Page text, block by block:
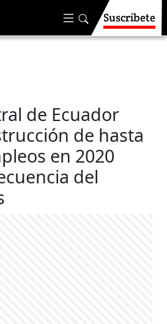
Suscríbete
de Ecuador
de hasta
en 2020
del